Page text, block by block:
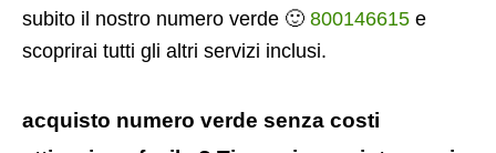
subito il nostro numero verde 🙂 800146615 e
scoprirai tutti gli altri servizi inclusi.
acquisto numero verde senza costi